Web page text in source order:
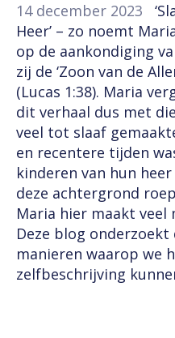
14 december 2023
Heer’ – zo noemt
op de aankondiging
zij de ‘Zoon van de
(Lucas 1:38). Maria
dit verhaal dus met
veel tot slaaf
en recentere tijden
kinderen van hun
deze achtergrond
Maria hier maakt veel
Deze blog onderzoekt
manieren waarop we
zelfbeschrijving